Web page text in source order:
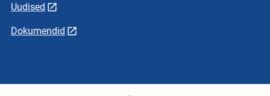
Uudised
Dokumendid